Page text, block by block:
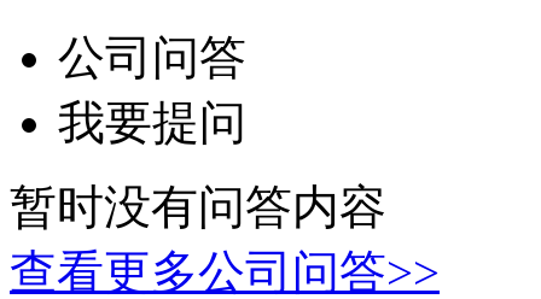
公司问答
我要提问
暂时没有问答内容
查看更多公司问答>>